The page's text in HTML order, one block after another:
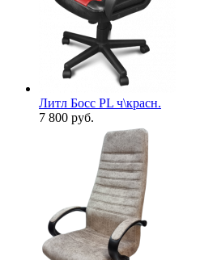
Литл Босс PL ч\красн.
7 800 руб.